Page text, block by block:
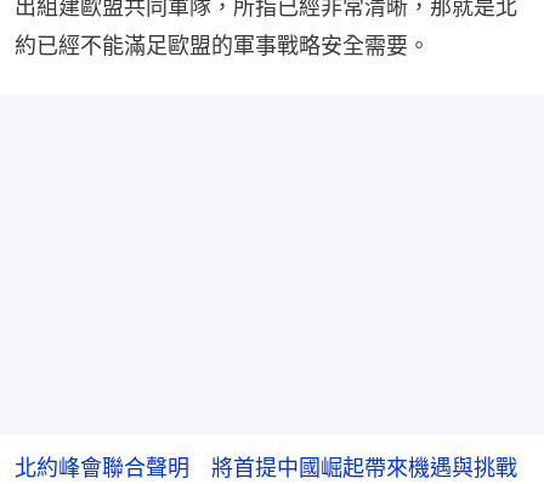
出組建歐盟共同軍隊，所指已經非常清晰，那就是北
約已經不能滿足歐盟的軍事戰略安全需要。
北約峰會聯合聲明 將首提中國崛起帶來機遇與挑戰